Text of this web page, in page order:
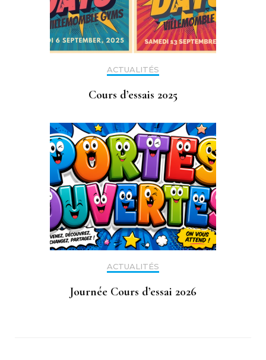
ACTUALITÉS
Cours d’essais 2025
ACTUALITÉS
Journée Cours d’essai 2026